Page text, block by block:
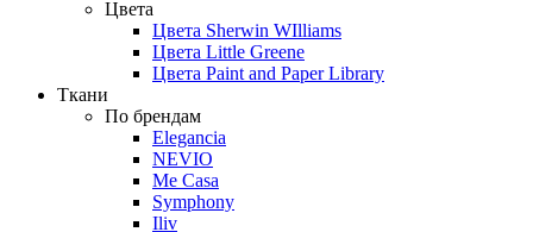
Цвета
Цвета Sherwin WIlliams
Цвета Little Greene
Цвета Paint and Paper Library
Ткани
По брендам
Elegancia
NEVIO
Me Casa
Symphony
Iliv